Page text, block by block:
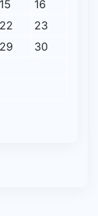
15
16
22
23
29
30